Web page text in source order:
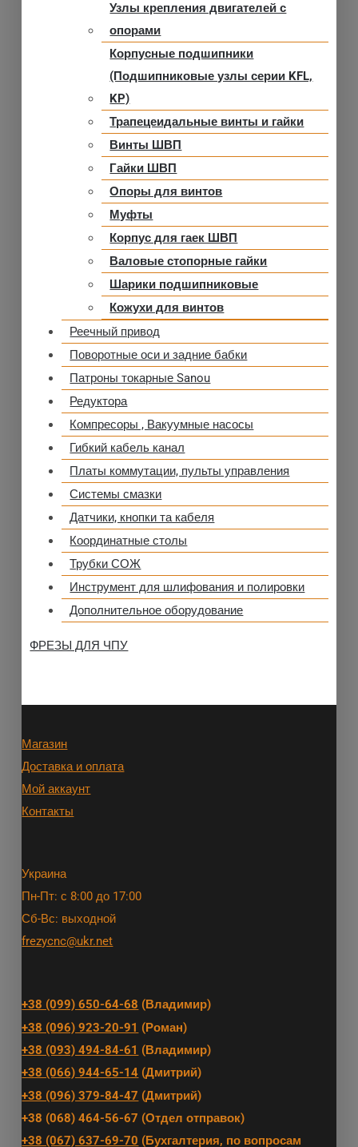
Узлы крепления двигателей с
опорами
Корпусные подшипники
(Подшипниковые узлы серии KFL,
KP)
Трапецеидальные винты и гайки
Винты ШВП
Гайки ШВП
Опоры для винтов
Муфты
Корпус для гаек ШВП
Валовые стопорные гайки
Шарики подшипниковые
Кожухи для винтов
Реечный привод
Поворотные оси и задние бабки
Патроны токарные Sanou
Редуктора
Компресоры , Вакуумные насосы
Гибкий кабель канал
Платы коммутации, пульты управления
Системы смазки
Датчики, кнопки та кабеля
Координатные столы
Трубки СОЖ
Инструмент для шлифования и полировки
Дополнительное оборудование
ФРЕЗЫ ДЛЯ ЧПУ
Магазин
Доставка и оплата
Мой аккаунт
Контакты
Украина
Пн-Пт: с 8:00 до 17:00
Сб-Вс: выходной
frezycnc@ukr.net
+38 (099) 650-64-68 (Владимир)
+38 (096) 923-20-91 (Роман)
+38 (093) 494-84-61 (Владимир)
+38 (066) 944-65-14 (Дмитрий)
+38 (096) 379-84-47 (Дмитрий)
+38 (068) 464-56-67 (Отдел отправок)
+38 (067) 637-69-70 (Бухгалтерия, по вопросам